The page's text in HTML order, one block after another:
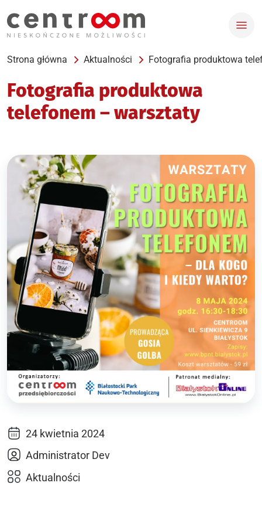
Strona główna Aktualności Fotografia produktowa
Fotografia produktowa
telefonem – warsztaty
24 kwietnia 2024
Administrator Dev
Aktualności